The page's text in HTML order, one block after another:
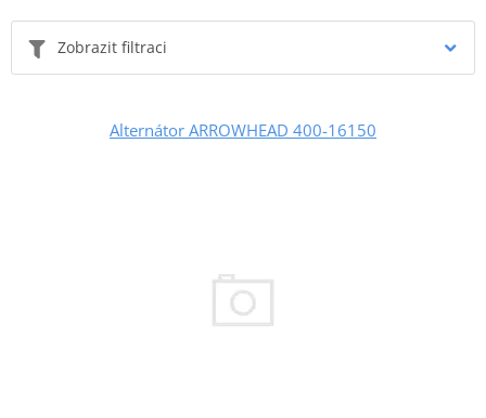
Zobrazit filtraci
Alternátor ARROWHEAD 400-16150